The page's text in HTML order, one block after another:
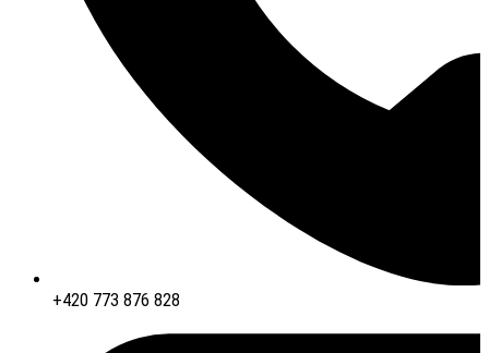
+420 773 876 828